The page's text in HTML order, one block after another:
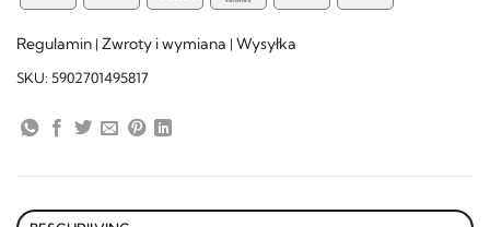
Transfer
Regulamin | Zwroty i wymiana | Wysyłka
SKU: 5902701495817